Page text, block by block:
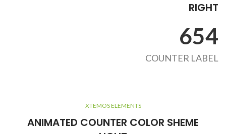
RIGHT
654
COUNTER LABEL
XTEMOS ELEMENTS
ANIMATED COUNTER COLOR SHEME